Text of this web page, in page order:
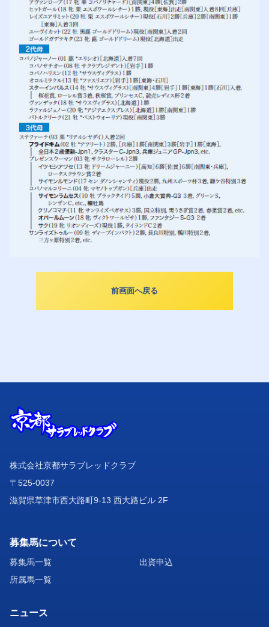
前画面へ戻る
株式会社京都サラブレッドクラブ
〒525-0037
滋賀県草津市西大路町9-13 西大路ビル 2F
募集馬について
募集馬一覧
出資申込
所属馬一覧
ニュース